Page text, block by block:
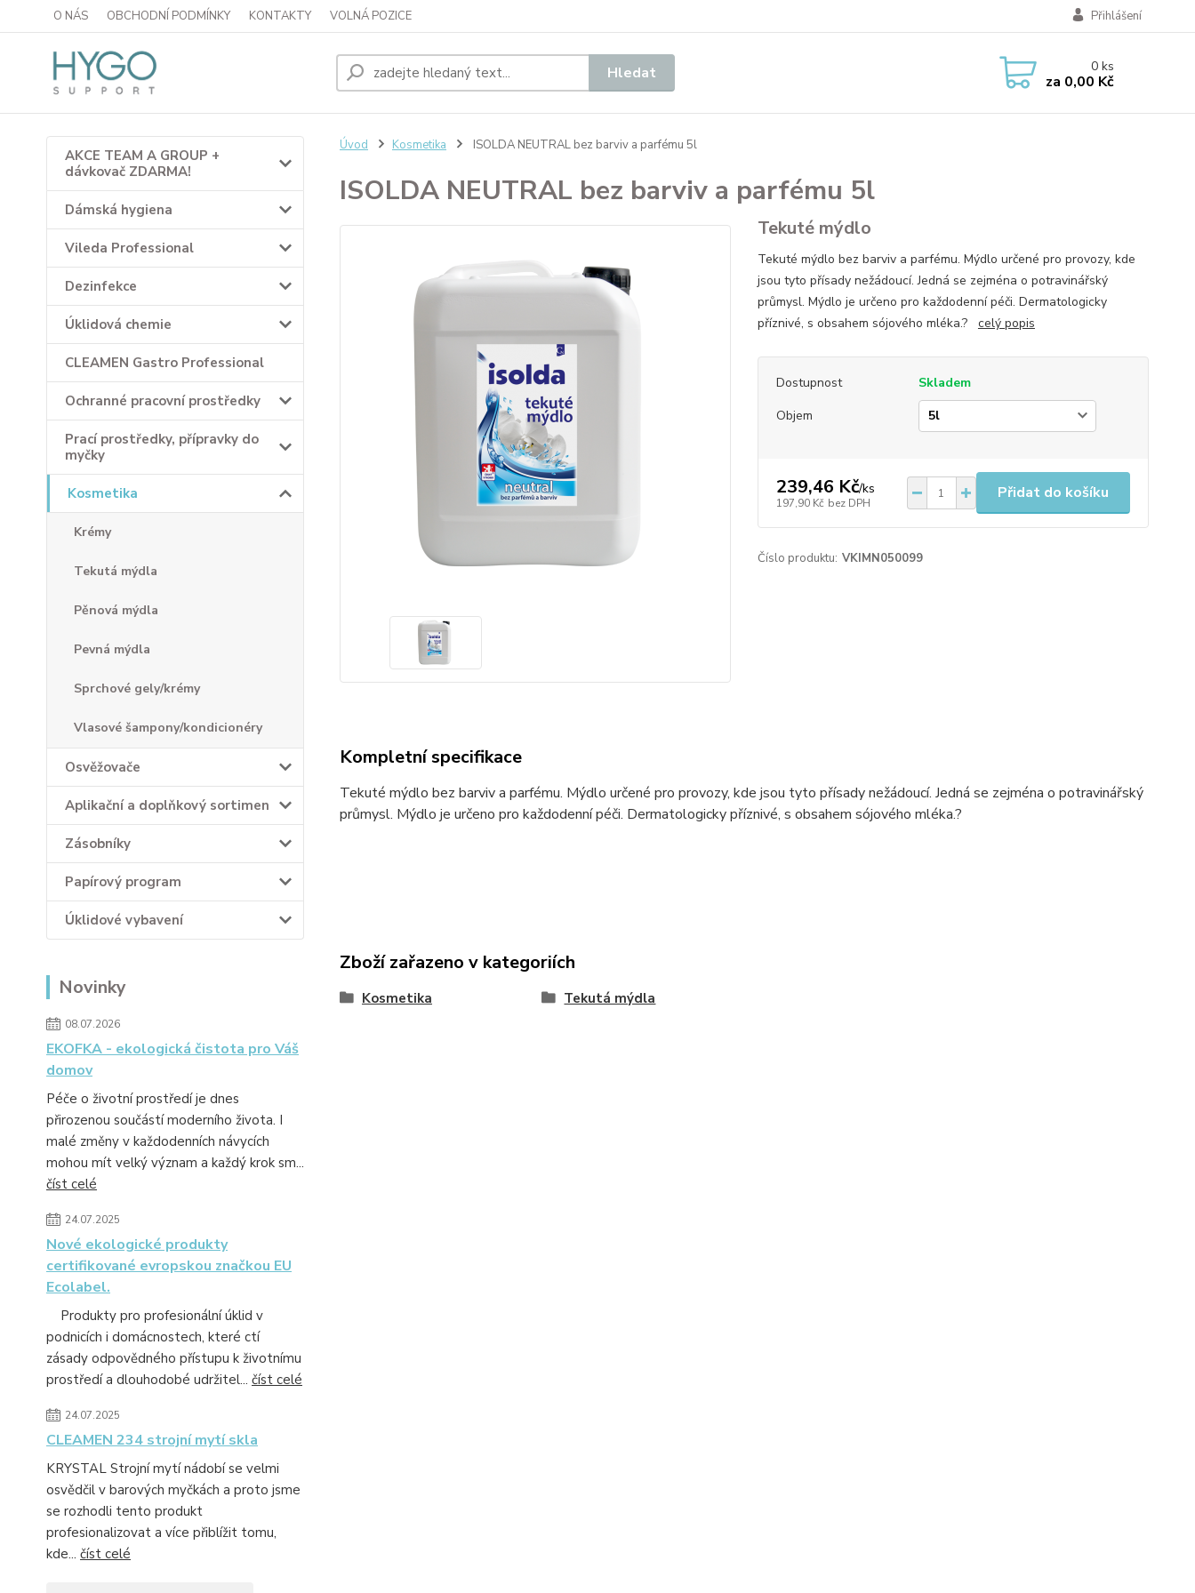
O NÁS OBCHODNÍ PODMÍNKY KONTAKTY VOLNÁ POZICE Přihlášení
Hledat 0ks
za 0,00 Kč
AKCE TEAM A GROUP +
dávkovač ZDARMA!
Dámská hygiena
Vileda Professional
Dezinfekce
Úklidová chemie
CLEAMEN Gastro Professional
Ochranné pracovní prostředky
Prací prostředky, přípravky do
myčky
Kosmetika
Krémy
Tekutá mýdla
Pěnová mýdla
Pevná mýdla
Sprchové gely/krémy
Vlasové šampony/kondicionéry
Osvěžovače
Aplikační a doplňkový sortimen
Zásobníky
Papírový program
Úklidové vybavení
Novinky
08.07.2026
EKOFKA - ekologická čistota pro Váš
domov
Péče o životní prostředí je dnes
přirozenou součástí moderního života. I
malé změny v každodenních návycích
mohou mít velký význam a každý krok sm...
číst celé
24.07.2025
Nové ekologické produkty
certifikované evropskou značkou EU
Ecolabel.
Produkty pro profesionální úklid v
podnicích i domácnostech, které ctí
zásady odpovědného přístupu k životnímu
prostředí a dlouhodobé udržitel... číst celé
24.07.2025
CLEAMEN 234 strojní mytí skla
KRYSTAL Strojní mytí nádobí se velmi
osvědčil v barových myčkách a proto jsme
se rozhodli tento produkt
profesionalizovat a více přiblížit tomu,
kde... číst celé
Úvod Kosmetika ISOLDA NEUTRAL bez barviv a parfému 5l
ISOLDA NEUTRAL bez barviv a parfému 5l
Tekuté mýdlo
Tekuté mýdlo bez barviv a parfému. Mýdlo určené pro provozy, kde
jsou tyto přísady nežádoucí. Jedná se zejména o potravinářský
průmysl. Mýdlo je určeno pro každodenní péči. Dermatologicky
příznivé, s obsahem sójového mléka.? celý popis
Dostupnost
Skladem
Objem
239,46 Kč/ks
197,90 Kč bez DPH
Přidat do košíku
Číslo produktu: VKIMN050099
Kompletní specifikace
Tekuté mýdlo bez barviv a parfému. Mýdlo určené pro provozy, kde jsou tyto přísady nežádoucí. Jedná se zejména o potravinářský
průmysl. Mýdlo je určeno pro každodenní péči. Dermatologicky příznivé, s obsahem sójového mléka.?
Zboží zařazeno v kategoriích
Kosmetika Tekutá mýdla